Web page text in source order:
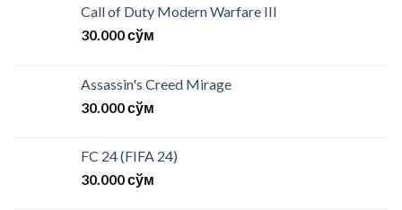
Call of Duty Modern Warfare III
30.000сўм
Assassin's Creed Mirage
30.000сўм
FC 24 (FIFA 24)
30.000сўм